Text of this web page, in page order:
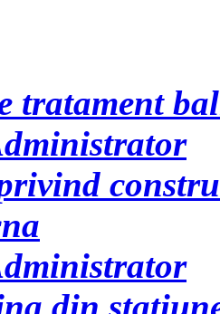
tratament
din